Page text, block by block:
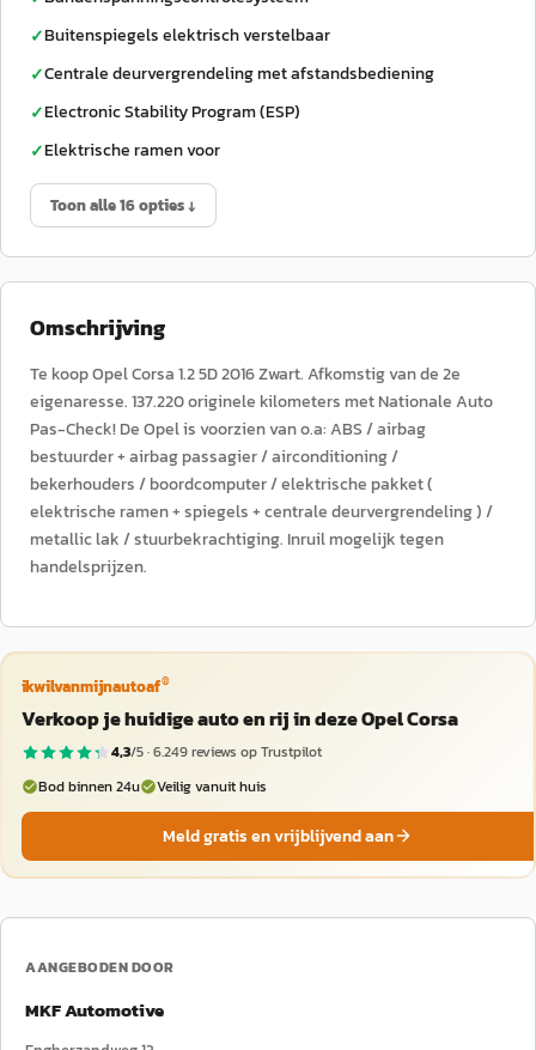
✓Buitenspiegels elektrisch verstelbaar
✓Centrale deurvergrendeling met afstandsbediening
✓Electronic Stability Program (ESP)
✓Elektrische ramen voor
Toon alle 16 opties ↓
Omschrijving
Te koop Opel Corsa 1.2 5D 2016 Zwart. Afkomstig van de 2e
eigenaresse. 137.220 originele kilometers met Nationale Auto
Pas-Check! De Opel is voorzien van o.a: ABS / airbag
bestuurder + airbag passagier / airconditioning /
bekerhouders / boordcomputer / elektrische pakket (
elektrische ramen + spiegels + centrale deurvergrendeling ) /
metallic lak / stuurbekrachtiging. Inruil mogelijk tegen
handelsprijzen.
ikwilvanmijnautoaf®
Verkoop je huidige auto en rij in deze Opel Corsa
4,3/5 ·6.249reviews op Trustpilot
Bod binnen 24u
Veilig vanuit huis
Meld gratis en vrijblijvend aan
AANGEBODEN DOOR
MKF Automotive